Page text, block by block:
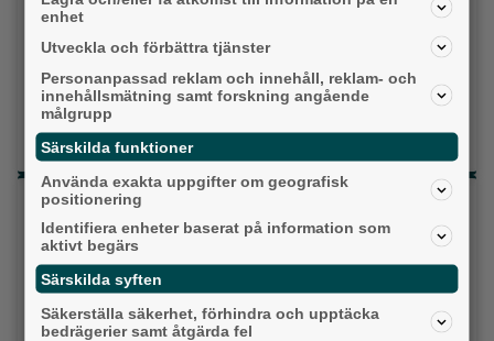
Centerpartiet
Liberalerna
Vet ej
Då börjar tågen rulla igen: ”Vi ligger bra i fas”
Fastighetsägarna vill ha ny hyresmodell –
Hyresgästföreningen kritiska
enhet
Utveckla och förbättra tjänster
Personanpassad reklam och innehåll, reklam- och
innehållsmätning samt forskning angående
målgrupp
Särskilda funktioner
Använda exakta uppgifter om geografisk
positionering
Identifiera enheter baserat på information som
aktivt begärs
Särskilda syften
Säkerställa säkerhet, förhindra och upptäcka
bedrägerier samt åtgärda fel